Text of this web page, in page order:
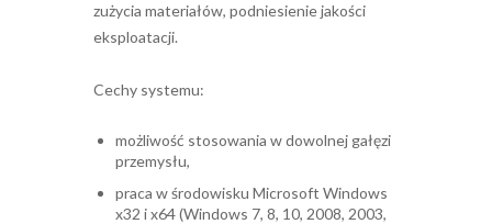
zużycia materiałów, podniesienie jakości
eksploatacji.
Cechy systemu:
możliwość stosowania w dowolnej gałęzi
przemysłu,
praca w środowisku Microsoft Windows
x32 i x64 (Windows 7, 8, 10, 2008, 2003,